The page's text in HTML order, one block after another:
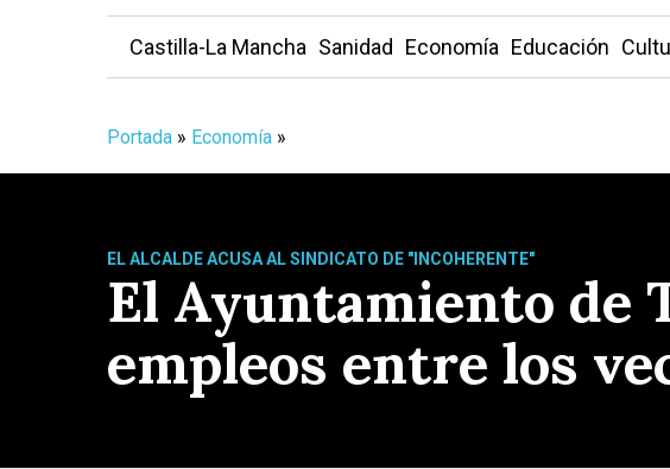
Castilla-La Mancha Sanidad Economía Educación
Portada » Economía »
EL ALCALDE ACUSA AL SINDICATO DE "INCOHERENTE"
El Ayuntamiento de
empleos entre los